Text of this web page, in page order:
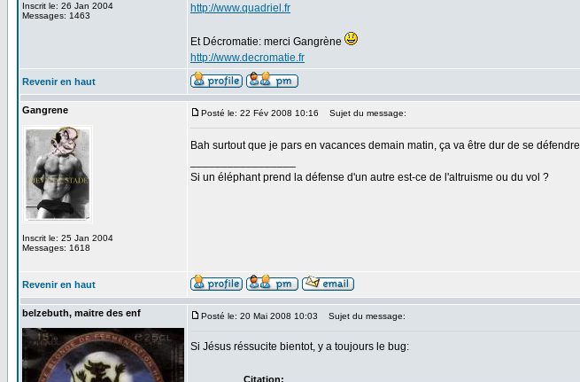
Inscrit le: 26 Jan 2004
Messages: 1463
http://www.quadriel.fr
Et Décromatie: merci Gangrène
http://www.decromatie.fr
Revenir en haut
Gangrene
Inscrit le: 25 Jan 2004
Messages: 1618
Posté le: 22 Fév 2008 10:16 Sujet du message:
Bah surtout que je pars en vacances demain matin, ça va être dur de se défendre
Si un éléphant prend la défense d'un autre est-ce de l'altruisme ou du vol ?
Revenir en haut
belzebuth, maitre des enf Posté le: 20 Mai 2008 10:03 Sujet du message:
Si Jésus réssucite bientot, y a toujours le bug:
Citation: